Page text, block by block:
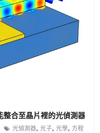
整合至晶片裡的光偵測器
光偵測器,光子,光學, 方程